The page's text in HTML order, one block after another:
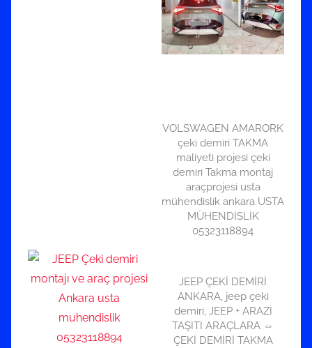
VOLSWAGEN AMARORK
çeki demiri TAKMA
maliyeti projesi çeki
demiri Takma montaj
araçprojesi usta
mühendislik ankara USTA
MÜHENDİSLİK
05323118894
JEEP ÇEKİ DEMİRİ
ANKARA, jeep çeki
demiri, JEEP + ARAZİ
TAŞITI ARAÇLARA ⇔
ÇEKİ DEMİRİ TAKMA